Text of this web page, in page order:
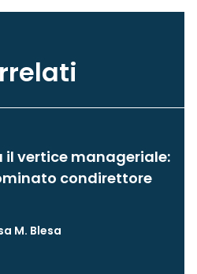
il vertice manageriale:
condirettore
M. Blesa